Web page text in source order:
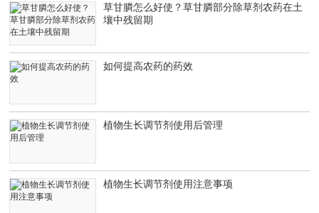
草甘膦怎么好使？草甘膦部分除草剂农药在土
壤中残留期
如何提高农药的药效
植物生长调节剂使用后管理
植物生长调节剂使用注意事项